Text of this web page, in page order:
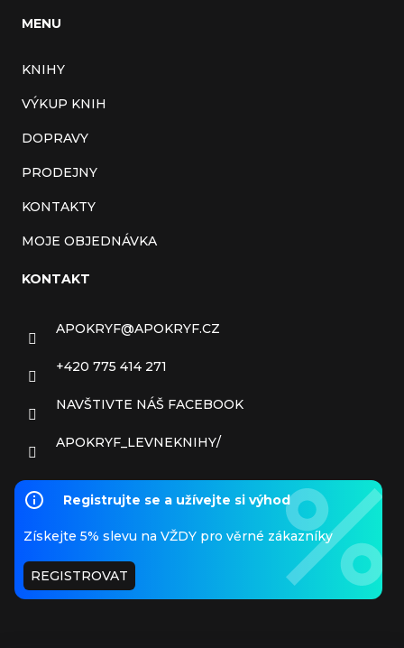
MENU
KNIHY
VÝKUP KNIH
DOPRAVY
PRODEJNY
KONTAKTY
MOJE OBJEDNÁVKA
KONTAKT
APOKRYF@APOKRYF.CZ
+420 775 414 271
NAVŠTIVTE NÁŠ FACEBOOK
APOKRYF_LEVNEKNIHY/
Registrujte se a užívejte si výhod
Získejte 5% slevu na VŽDY pro věrné zákazníky
REGISTROVAT